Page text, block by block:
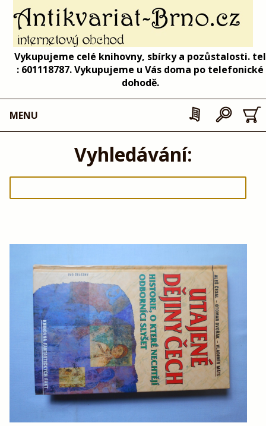
Vykupujeme celé knihovny, sbírky a pozůstalosti. tel
: 601118787. Vykupujeme u Vás doma po telefonické
dohodě.
MENU
Vyhledávání: